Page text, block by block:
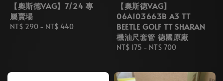
【奧斯德VAG】7/24 專
屬賣場
Regular
NT$ 290 - NT$ 440
【奧斯德VAG】
06A103663B A3 TT
BEETLE GOLF TT SHARAN
機油尺套管 德國原廠
Regular
NT$ 175 - NT$ 700